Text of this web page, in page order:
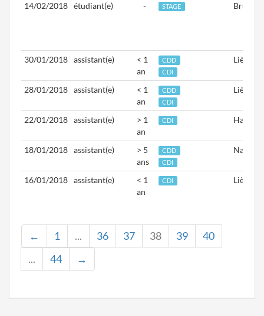
14/02/2018 étudiant(e) - STAGE
30/01/2018 assistant(e)
< 1
an
CDD
CDI
Liège
28/01/2018 assistant(e)
< 1
an
CDD
CDI
Liège
22/01/2018 assistant(e)
> 1
an
CDI Hainaut
18/01/2018 assistant(e)
> 5
ans
CDD
CDI
Namur
16/01/2018 assistant(e)
< 1
an
CDI Liège
← 1 ... 36 37 38 39
40
...
44 →